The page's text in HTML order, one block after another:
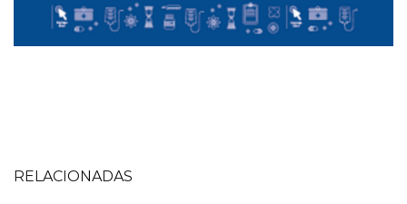
RELACIONADAS